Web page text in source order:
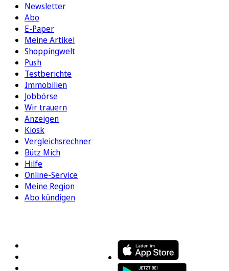
Newsletter
Abo
E-Paper
Meine Artikel
Shoppingwelt
Push
Testberichte
Immobilien
Jobbörse
Wir trauern
Anzeigen
Kiosk
Vergleichsrechner
Bütz Mich
Hilfe
Online-Service
Meine Region
Abo kündigen